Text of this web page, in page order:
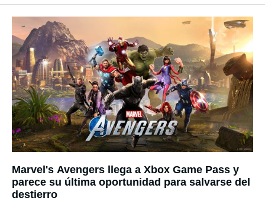
Marvel's Avengers llega a Xbox Game Pass y
parece su última oportunidad para salvarse del
destierro